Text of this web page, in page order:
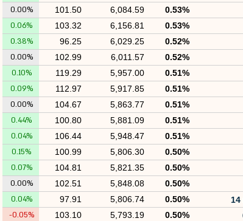
0.53%
6,084.59
101.50
0.00%
0.53%
6,156.81
103.32
0.06%
0.52%
6,029.25
96.25
0.38%
0.52%
6,011.57
102.99
0.00%
0.51%
5,957.00
119.29
0.10%
0.51%
5,917.85
112.97
0.09%
0.51%
5,863.77
104.67
0.00%
0.51%
5,881.09
100.80
0.44%
0.51%
5,948.47
106.44
0.04%
0.50%
5,806.30
100.99
0.15%
0.50%
5,821.35
104.81
0.07%
0.50%
5,848.08
102.51
0.00%
0.50%
5,806.74
97.91
0.04%
0.50%
5,793.19
103.10
-0.05%